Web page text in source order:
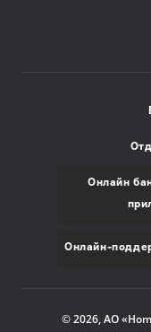
Онлайн
Онлайн-
© 2026, АО